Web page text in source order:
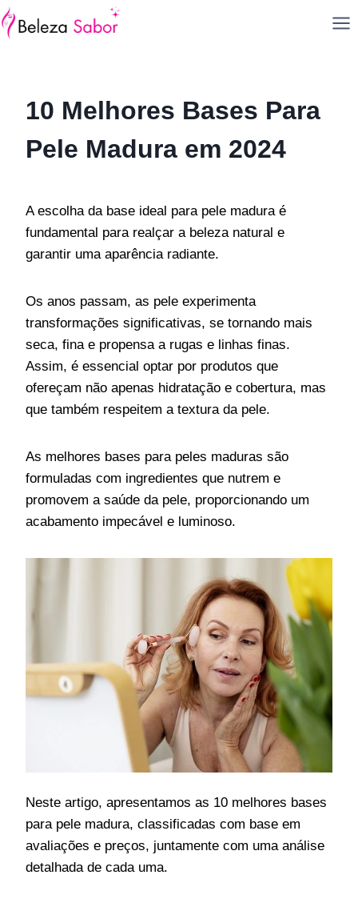
Pular
para
10 Melhores Bases Para
Pele Madura em 2024
A escolha da base ideal para pele madura é
fundamental para realçar a beleza natural e
garantir uma aparência radiante.
Os anos passam, as pele experimenta
transformações significativas, se tornando mais
seca, fina e propensa a rugas e linhas finas.
Assim, é essencial optar por produtos que
ofereçam não apenas hidratação e cobertura, mas
que também respeitem a textura da pele.
As melhores bases para peles maduras são
formuladas com ingredientes que nutrem e
promovem a saúde da pele, proporcionando um
acabamento impecável e luminoso.
Neste artigo, apresentamos as 10 melhores bases
para pele madura, classificadas com base em
avaliações e preços, juntamente com uma análise
detalhada de cada uma.